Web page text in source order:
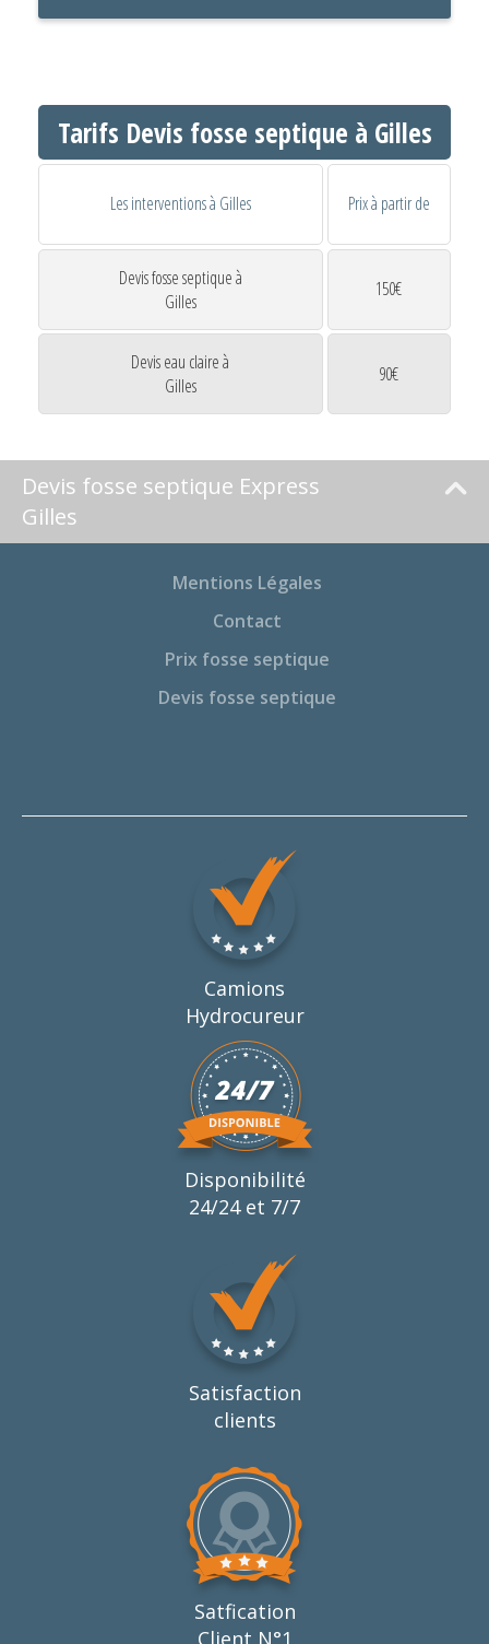
Tarifs Devis fosse septique à Gilles
Les interventions à Gilles Prix à partir de
Devis fosse septique à
Gilles
150€
Devis eau claire à
Gilles
90€
Devis fosse septique Express
Gilles
Mentions Légales
Contact
Prix fosse septique
Devis fosse septique
Camions
Hydrocureur
Disponibilité
24/24 et 7/7
Satisfaction
clients
Satfication
Client N°1